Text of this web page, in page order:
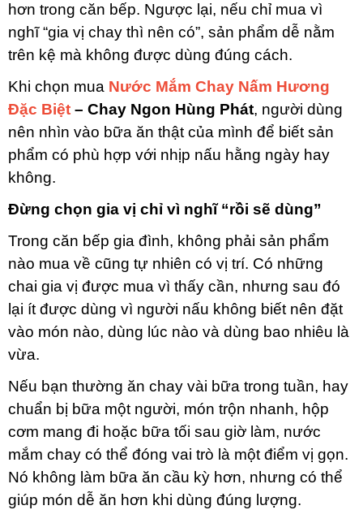
hơn trong căn bếp. Ngược lại, nếu chỉ mua vì
nghĩ “gia vị chay thì nên có”, sản phẩm dễ nằm
trên kệ mà không được dùng đúng cách.
Khi chọn mua Nước Mắm Chay Nấm Hương
Đặc Biệt – Chay Ngon Hùng Phát, người dùng
nên nhìn vào bữa ăn thật của mình để biết sản
phẩm có phù hợp với nhịp nấu hằng ngày hay
không.
Đừng chọn gia vị chỉ vì nghĩ “rồi sẽ dùng”
Trong căn bếp gia đình, không phải sản phẩm
nào mua về cũng tự nhiên có vị trí. Có những
chai gia vị được mua vì thấy cần, nhưng sau đó
lại ít được dùng vì người nấu không biết nên đặt
vào món nào, dùng lúc nào và dùng bao nhiêu là
vừa.
Nếu bạn thường ăn chay vài bữa trong tuần, hay
chuẩn bị bữa một người, món trộn nhanh, hộp
cơm mang đi hoặc bữa tối sau giờ làm, nước
mắm chay có thể đóng vai trò là một điểm vị gọn.
Nó không làm bữa ăn cầu kỳ hơn, nhưng có thể
giúp món dễ ăn hơn khi dùng đúng lượng.